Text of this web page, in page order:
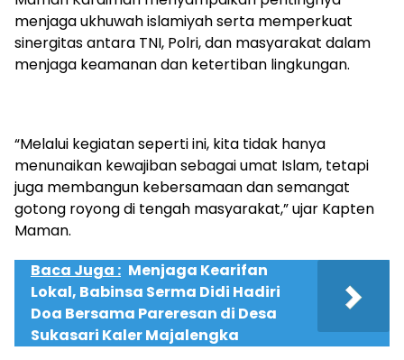
menjaga ukhuwah islamiyah serta memperkuat
sinergitas antara TNI, Polri, dan masyarakat dalam
menjaga keamanan dan ketertiban lingkungan.
“Melalui kegiatan seperti ini, kita tidak hanya
menunaikan kewajiban sebagai umat Islam, tetapi
juga membangun kebersamaan dan semangat
gotong royong di tengah masyarakat,” ujar Kapten
Maman.
Baca Juga : Menjaga Kearifan
Lokal, Babinsa Serma Didi Hadiri
Doa Bersama Pareresan di Desa
Sukasari Kaler Majalengka